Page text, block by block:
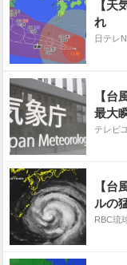
【
れ
日テレ
【
最大
風15
テレビ
【台
ルの
で大
持
RBC琉